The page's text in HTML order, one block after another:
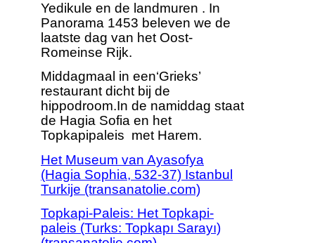
Yedikule en de landmuren . In
Panorama 1453 beleven we de
laatste dag van het Oost-
Romeinse Rijk.
Middagmaal in een‘Grieks’
restaurant dicht bij de
hippodroom.In de namiddag staat
de Hagia Sofia en het
Topkapipaleis met Harem.
Het Museum van Ayasofya
(Hagia Sophia, 532-37) Istanbul
Turkije (transanatolie.com)
Topkapi-Paleis: Het Topkapi-
paleis (Turks: Topkapı Sarayı)